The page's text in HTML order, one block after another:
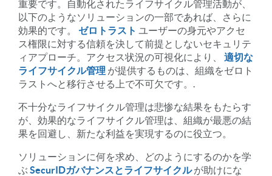
重要です。自動化されたライフサイクル管理活動が、
以下のようなソリューションの一部であれば、さらに
効果的です。 ゼロトラスト ユーザーの身元やアクセ
ス権限に対する信頼を決して前提としないセキュリテ
ィアプローチ。アクセス状況の可視化により、 適切な
ライフサイクル管理 が提供するものは、組織をゼロト
ラストへと移行させる上で不可欠です。.
不十分なライフサイクル管理は悲惨な結果をもたらす
が、効果的なライフサイクル管理は、組織が最悪の結
果を回避し、新たな利益を実現するのに役立つ。
ソリューションに何を求め、どのようにするのかを学
ぶ SecurIDガバナンスとライフサイクルが助けにな